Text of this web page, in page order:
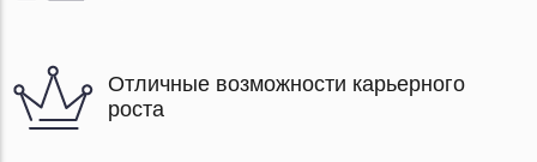
Отличные возможности карьерного
роста